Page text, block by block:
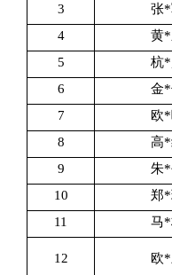
3
张
4
黄
5
杭
6
金
7
欧
8
高
9
朱
10
郑
11
马
12 欧